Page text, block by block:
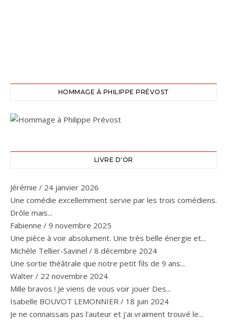
HOMMAGE À PHILIPPE PRÉVOST
LIVRE D'OR
Jérémie / 24 janvier 2026
Une comédie excellemment servie par les trois comédiens.
Drôle mais...
Fabienne / 9 novembre 2025
Une pièce à voir absolument. Une très belle énergie et...
Michèle Tellier-Savinel / 8 décembre 2024
Une sortie théâtrale que notre petit fils de 9 ans...
Walter / 22 novembre 2024
Mille bravos ! Je viens de vous voir jouer Des...
Isabelle BOUVOT LEMONNIER / 18 juin 2024
Je ne connaissais pas l'auteur et j'ai vraiment trouvé le...